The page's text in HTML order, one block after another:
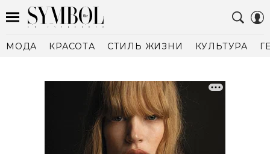
МОДА КРАСОТА СТИЛЬ ЖИЗНИ КУЛЬТУРА